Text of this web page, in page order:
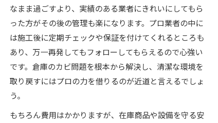
なまま過ごすより、実績のある業者にきれいにしてもら
った方がその後の管理も楽になります。プロ業者の中に
は施工後に定期チェックや保証を付けてくれるところも
あり、万一再発してもフォローしてもらえるので心強い
です。倉庫のカビ問題を根本から解決し、清潔な環境を
取り戻すにはプロの力を借りるのが近道と言えるでしょ
う。
もちろん費用はかかりますが、在庫商品や設備を守る安